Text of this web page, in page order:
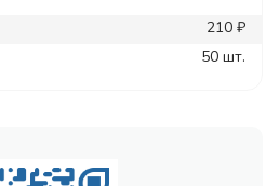
210 ₽
50 шт.